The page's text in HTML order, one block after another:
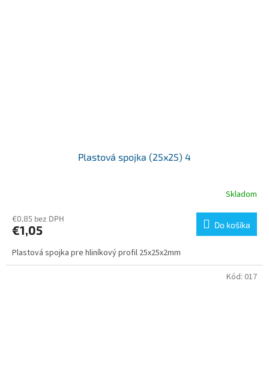
Plastová spojka (25x25) 4
Skladom
€0,85 bez DPH
€1,05 Do košíka
Plastová spojka pre hliníkový profil 25x25x2mm
Kód: 017